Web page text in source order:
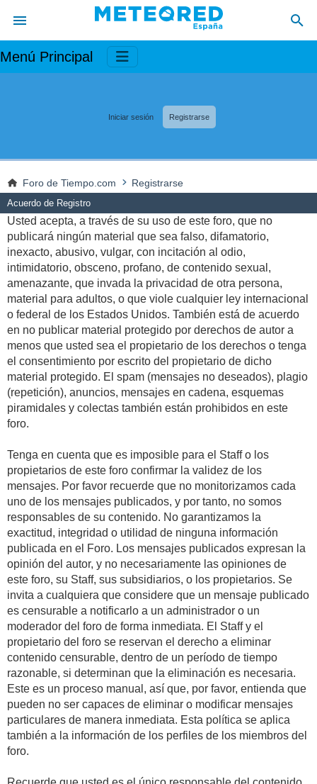
Menú Principal
Iniciar sesión Registrarse
Foro de Tiempo.com Registrarse
Acuerdo de Registro
Usted acepta, a través de su uso de este foro, que no
publicará ningún material que sea falso, difamatorio,
inexacto, abusivo, vulgar, con incitación al odio,
intimidatorio, obsceno, profano, de contenido sexual,
amenazante, que invada la privacidad de otra persona,
material para adultos, o que viole cualquier ley internacional
o federal de los Estados Unidos. También está de acuerdo
en no publicar material protegido por derechos de autor a
menos que usted sea el propietario de los derechos o tenga
el consentimiento por escrito del propietario de dicho
material protegido. El spam (mensajes no deseados), plagio
(repetición), anuncios, mensajes en cadena, esquemas
piramidales y colectas también están prohibidos en este
foro.
Tenga en cuenta que es imposible para el Staff o los
propietarios de este foro confirmar la validez de los
mensajes. Por favor recuerde que no monitorizamos cada
uno de los mensajes publicados, y por tanto, no somos
responsables de su contenido. No garantizamos la
exactitud, integridad o utilidad de ninguna información
publicada en el Foro. Los mensajes publicados expresan la
opinión del autor, y no necesariamente las opiniones de
este foro, su Staff, sus subsidiarios, o los propietarios. Se
invita a cualquiera que considere que un mensaje publicado
es censurable a notificarlo a un administrador o un
moderador del foro de forma inmediata. El Staff y el
propietario del foro se reservan el derecho a eliminar
contenido censurable, dentro de un período de tiempo
razonable, si determinan que la eliminación es necesaria.
Este es un proceso manual, así que, por favor, entienda que
pueden no ser capaces de eliminar o modificar mensajes
particulares de manera inmediata. Esta política se aplica
también a la información de los perfiles de los miembros del
foro.